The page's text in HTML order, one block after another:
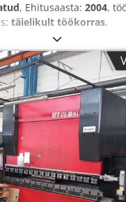
, Ehitusaasta: 2004,
täielikult töökorras,